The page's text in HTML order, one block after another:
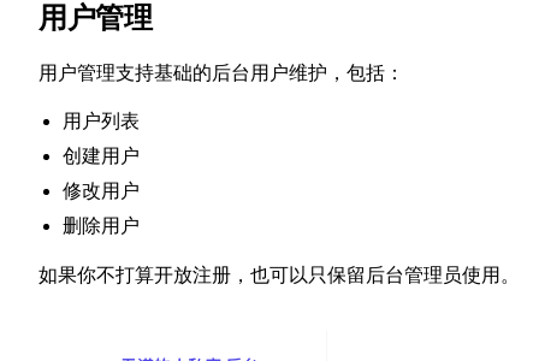
用户管理
用户管理支持基础的后台用户维护，包括：
用户列表
创建用户
修改用户
删除用户
如果你不打算开放注册，也可以只保留后台管理员使用。